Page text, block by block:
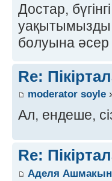
Достар,
уақытымызды
болуына әсер
Re:
moderator soyle
Ал, ендеше,
Re:
Аделя Ашмакын